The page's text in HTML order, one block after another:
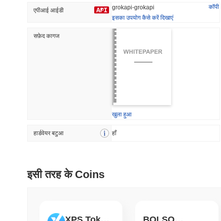
प्रवृत्त
एपीआई आईडी grokapi-grokapi
कॉपी
इसका उपयोग कैसे करें दिखाएं
सफ़ेद कागज
खुला हुआ
हार्डवेयर बटुआ हाँ
इसी तरह के Coins